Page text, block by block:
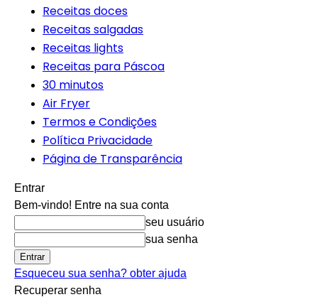
Receitas doces
Receitas salgadas
Receitas lights
Receitas para Páscoa
30 minutos
Air Fryer
Termos e Condições
Política Privacidade
Página de Transparência
Entrar
Bem-vindo! Entre na sua conta
seu usuário
sua senha
Esqueceu sua senha? obter ajuda
Recuperar senha